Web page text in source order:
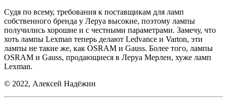
Судя по всему, требования к поставщикам для ламп
собственного бренда у Леруа высокие, поэтому лампы
получились хорошие и с честными параметрами. Замечу, что
хоть лампы Lexman теперь делают Ledvance и Varton, эти
лампы не такие же, как OSRAM и Gauss. Более того, лампы
OSRAM и Gauss, продающиеся в Леруа Мерлен, хуже ламп
Lexman.
© 2022, Алексей Надёжин